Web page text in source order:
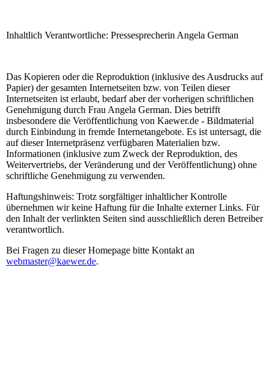
Inhaltlich Verantwortliche: Pressesprecherin Angela German
Das Kopieren oder die Reproduktion (inklusive des Ausdrucks auf
Papier) der gesamten Internetseiten bzw. von Teilen dieser
Internetseiten ist erlaubt, bedarf aber der vorherigen schriftlichen
Genehmigung durch Frau Angela German. Dies betrifft
insbesondere die Veröffentlichung von Kaewer.de - Bildmaterial
durch Einbindung in fremde Internetangebote. Es ist untersagt, die
auf dieser Internetpräsenz verfügbaren Materialien bzw.
Informationen (inklusive zum Zweck der Reproduktion, des
Weitervertriebs, der Veränderung und der Veröffentlichung) ohne
schriftliche Genehmigung zu verwenden.
Haftungshinweis: Trotz sorgfältiger inhaltlicher Kontrolle
übernehmen wir keine Haftung für die Inhalte externer Links. Für
den Inhalt der verlinkten Seiten sind ausschließlich deren Betreiber
verantwortlich.
Bei Fragen zu dieser Homepage bitte Kontakt an
webmaster@kaewer.de.